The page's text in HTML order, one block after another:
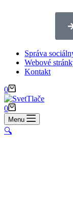
Správa
Webové
Kontakt
0
0
Menu
🔍